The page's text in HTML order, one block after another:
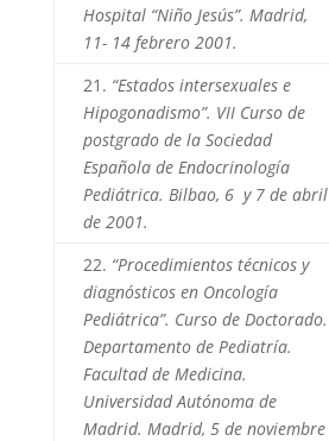
Hospital “Niño Jesús”. Madrid,
11- 14 febrero 2001.
21. “Estados intersexuales e
Hipogonadismo”. VII Curso de
postgrado de la Sociedad
Española de Endocrinología
Pediátrica. Bilbao, 6 y 7 de abril
de 2001.
22. “Procedimientos técnicos y
diagnósticos en Oncología
Pediátrica”. Curso de Doctorado.
Departamento de Pediatría.
Facultad de Medicina.
Universidad Autónoma de
Madrid. Madrid, 5 de noviembre